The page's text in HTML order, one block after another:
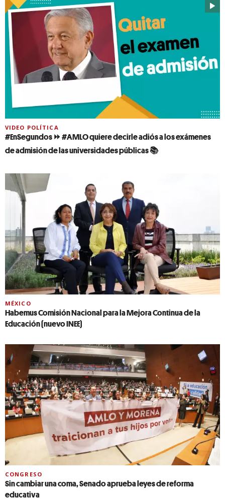
VIDEO POLÍTICA
#EnSegundos ⏩ #AMLO quiere decirle adiós a los exámenes
de admisión de las universidades públicas 📚
MÉXICO
Habemus Comisión Nacional para la Mejora Continua de la
Educación (nuevo INEE)
CONGRESO
Sin cambiar una coma, Senado aprueba leyes de reforma
educativa